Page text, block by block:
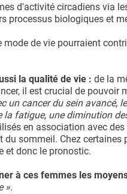
d'activité circadiens via
processus biologiques et
mode de vie pourraient
la qualité de vie : de la
il est crucial de pouvoir
un cancer du sein avancé,
fatigue, une diminution
en association avec
du sommeil. Chez
et donc le pronostic.
à ces femmes les
».